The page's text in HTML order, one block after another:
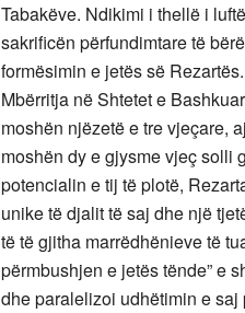
Tabakëve. Ndikimi i thellë i
sakrificën përfundimtare të
formësimin e jetës së Rezartës.
Mbërritja në Shtetet e
moshën njëzetë e tre vjeçare,
moshën dy e gjysme vjeç solli
potencialin e tij të plotë,
unike të djalit të saj dhe një
të të gjitha marrëdhënieve të
përmbushjen e jetës tënde” e
dhe paralelizoi udhëtimin e